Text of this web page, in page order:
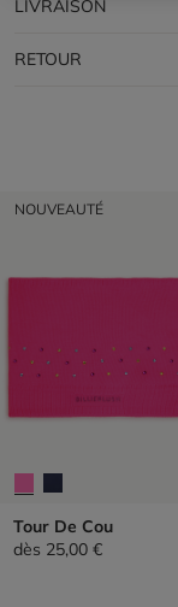
LIVRAISON
RETOUR
NOUVEAUTÉ
Tour De Cou
dès 25,00 €